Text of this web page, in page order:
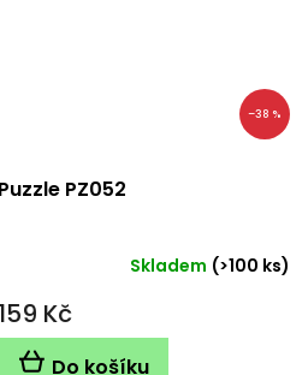
–38 %
Puzzle PZ052
Skladem (>100 ks)
159 Kč
Do košíku